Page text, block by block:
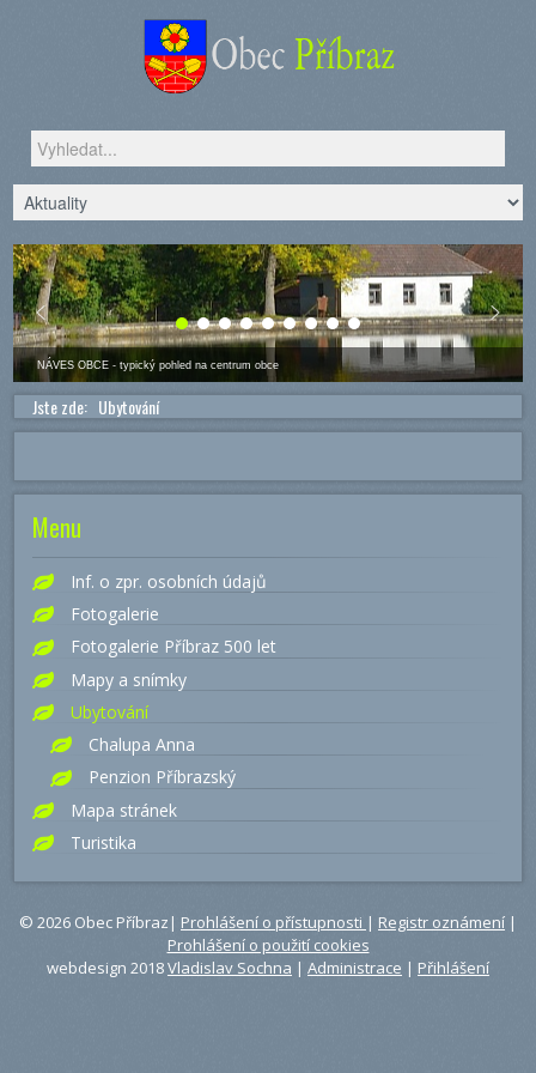
Vyhledávání...
NÁVES OBCE - typický pohled na centrum obce
Jste zde: Ubytování
Menu
Inf. o zpr. osobních údajů
Fotogalerie
Fotogalerie Příbraz 500 let
Mapy a snímky
Ubytování
Chalupa Anna
Penzion Příbrazský
Mapa stránek
Turistika
© 2026 Obec Příbraz| Prohlášení o přístupnosti | Registr oznámení |
Prohlášení o použití cookies
webdesign 2018Vladislav Sochna | Administrace | Přihlášení